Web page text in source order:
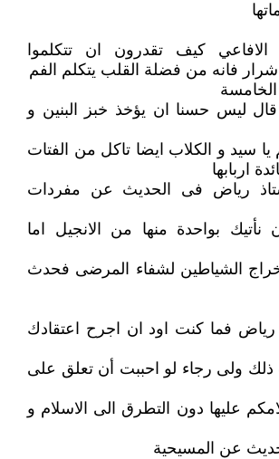
الافاعي كيف تقدرون ان تتكلموا
فانه من فضلة القلب يتكلم الفم
و قال ليس حسنا ان يؤخذ خبز البنين و
نعم يا سيد و الكلاب ايضا تاكل من الفتات
اربابها
رياض فى الحديث عن مفردات
بواحدة منها من الانجيل اما
الشياطين لشفاء المرضى فحدث
رياض فما كنت اود ان اجرح اعتقادك
ولى رجاء لو احببت أن تعلق على
عليها دون التطرق الى الاسلام و
عن المسيحية